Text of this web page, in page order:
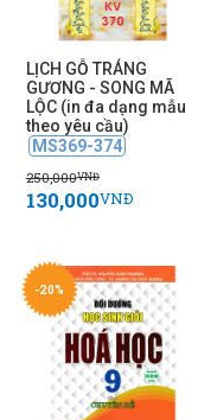
LỊCH GỖ TRÁNG
GƯƠNG - SONG MÃ
LỘC (in đa dạng mẫu
theo yêu cầu)
MS369-374
250,000VNĐ
130,000VNĐ
-20%